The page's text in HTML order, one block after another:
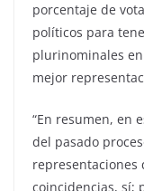
porcentaje de
políticos para
plurinominales
mejor
“En resumen, en
del pasado
representaciones
coincidencias, sí;